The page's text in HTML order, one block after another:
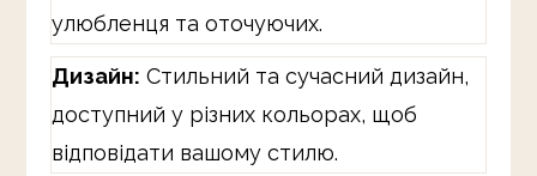
улюбленця та оточуючих.
Дизайн: Стильний та сучасний дизайн,
доступний у різних кольорах, щоб
відповідати вашому стилю.